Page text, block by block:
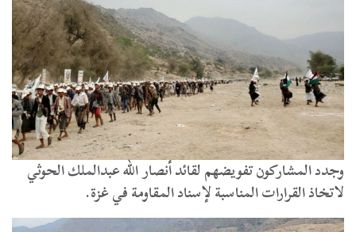
وجدد المشاركون تفويضهم لقائد أنصار الله عبدالملك الحوثي
لاتخاذ القرارات المناسبة لإسناد المقاومة في غزة.